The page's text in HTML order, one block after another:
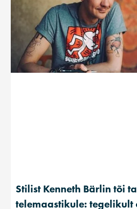
Stilist Kenneth Bärlin tõi
telemaastikule: tegelikult